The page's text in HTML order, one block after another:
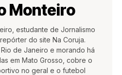
Monteiro
estudante de Jornalismo
do site Na Coruja.
de Janeiro e morando há
em Mato Grosso, cobre o
no geral e o futebol